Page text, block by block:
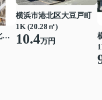
横浜市港北区篠原北２丁目
横浜市港北区大豆戸町
1K (20.28㎡)
10.4万円